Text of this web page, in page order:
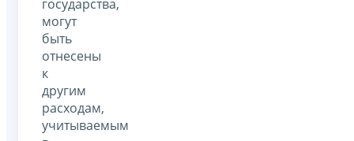
государства,
могут
быть
отнесены
к
другим
расходам,
учитываемым